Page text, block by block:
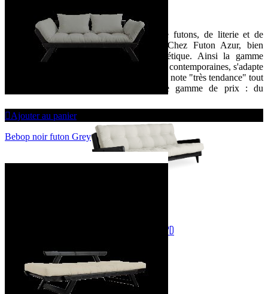
Spécialiste de la vente en ligne de futons, de literie et de
canapés convertibles depuis 1999.Chez Futon Azur, bien
dormir est aussi synonyme d’esthétique. Ainsi la gamme
Futon Azur, avec ses lignes sobres et contemporaines, s'adapte
à tous les intérieurs et leur ajoute une note "très tendance" tout
en respectant votre budget. Large gamme de prix : du
VOS DONNÉES PERSONNELLES RGPD
CONDITIONS DE LIVRAISON
SÉCURITÉ DES PAIEMENTS
Ajouter au panier
Bebop noir futon Grey